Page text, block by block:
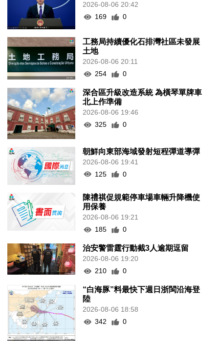
2026-08-06 20:42
169
0
工務局持續優化石排灣社區未發展
土地
2026-08-06 20:11
254
0
深合區升級改造系統 為橫琴單牌車
北上作準備
2026-08-06 19:46
325
0
朝鮮向東部海域發射短程彈道導彈
2026-08-06 19:41
125
0
陳禮祺促規範停車場車輛升降機使
用保養
2026-08-06 19:21
185
0
治安警雷霆行動截3人逾期逗留
2026-08-06 19:20
210
0
“白海豚”料最快下週日浙閩沿海登
陸
2026-08-06 18:58
342
0